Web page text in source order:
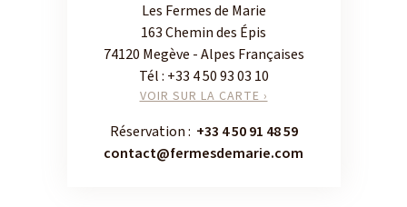
Les Fermes de Marie
163 Chemin des Épis
74120 Megève - Alpes Françaises
Tél : +33 4 50 93 03 10
VOIR SUR LA CARTE ›
Réservation : +33 4 50 91 48 59
contact@fermesdemarie.com